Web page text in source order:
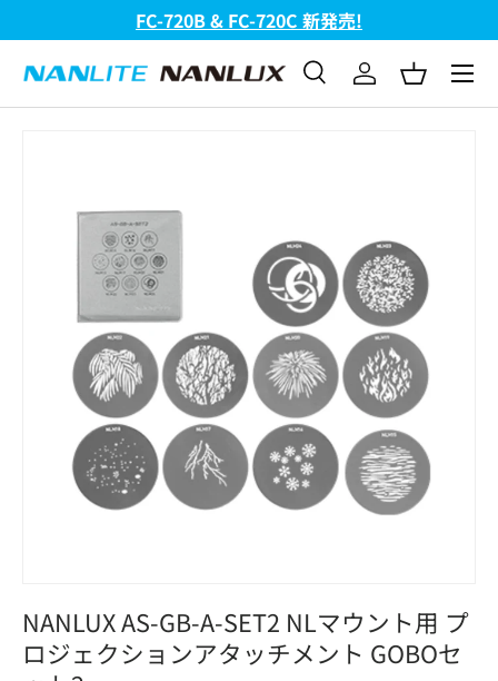
コンテンツへスキップ
FC-720B & FC-720C 新発売!
検索
検索 ログインバスケッ
メニ
NANLUX AS-GB-A-SET2 NLマウント用 プ
ロジェクションアタッチメント GOBOセ